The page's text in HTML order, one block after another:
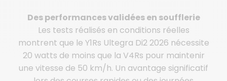
Des performances validées en soufflerie
Les tests réalisés en conditions réelles
montrent que le Y1Rs Ultegra Di2 2026 nécessite
20 watts de moins que la V4Rs pour maintenir
une vitesse de 50 km/h. Un avantage significatif